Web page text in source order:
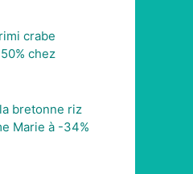
crabe
chez
bretonne riz
Marie à -34%